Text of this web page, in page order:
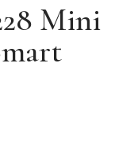
Mini